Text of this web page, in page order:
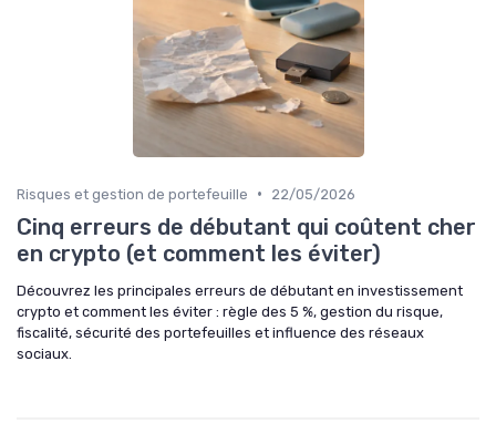
Risques et gestion de portefeuille • 22/05/2026
Cinq erreurs de débutant qui coûtent cher
en crypto (et comment les éviter)
Découvrez les principales erreurs de débutant en investissement
crypto et comment les éviter : règle des 5 %, gestion du risque,
fiscalité, sécurité des portefeuilles et influence des réseaux
sociaux.